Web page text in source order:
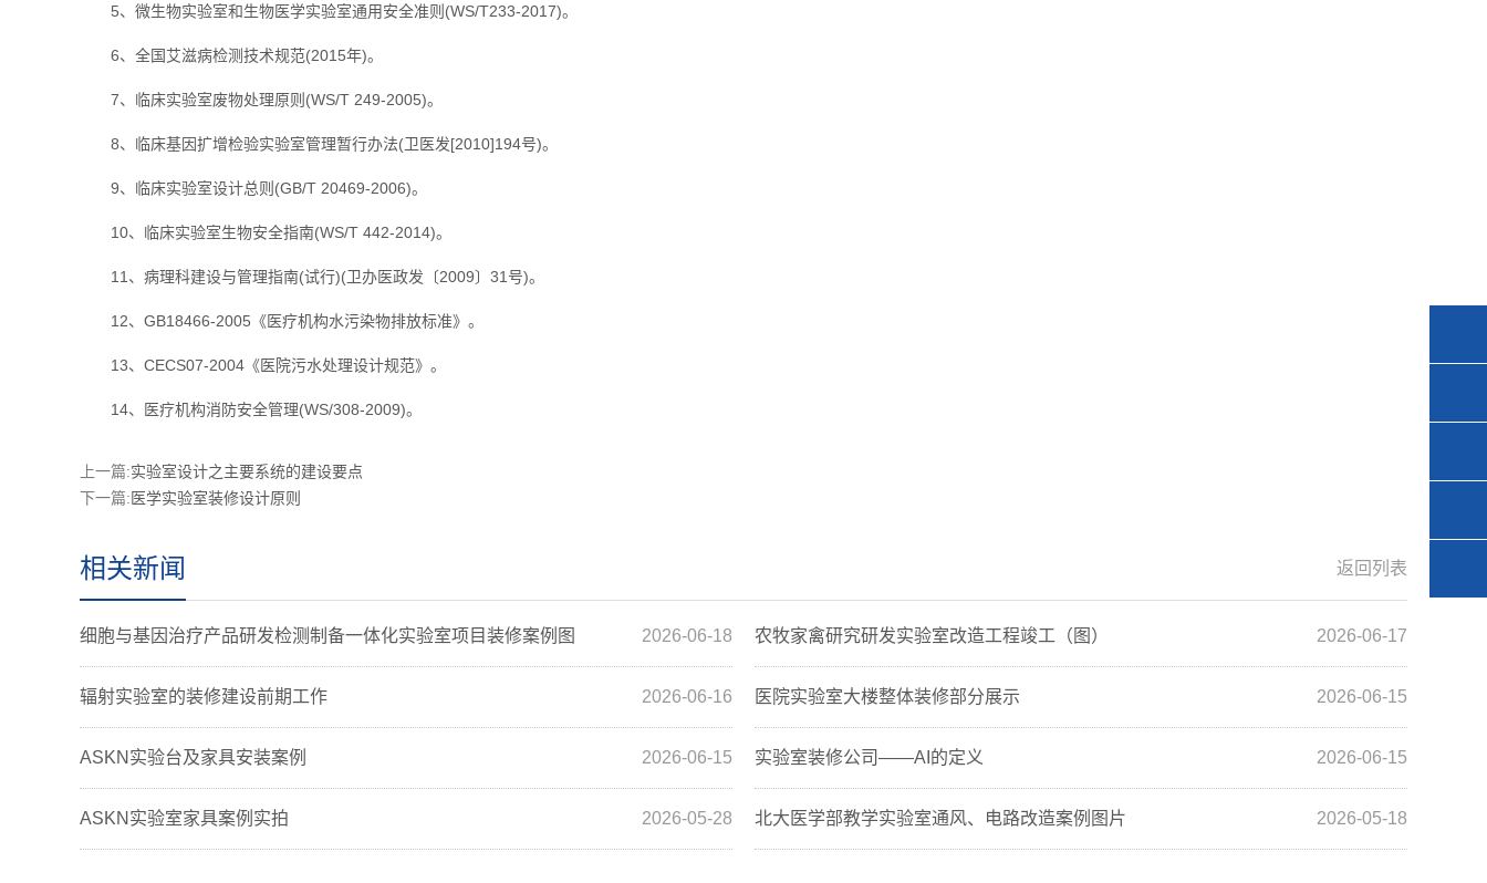
5、微生物实验室和生物医学实验室通用安全准则(WS/T233-2017)。
6、全国艾滋病检测技术规范(2015年)。
7、临床实验室废物处理原则(WS/T 249-2005)。
8、临床基因扩增检验实验室管理暂行办法(卫医发[2010]194号)。
9、 临床实验室设计总则(GB/T 20469-2006)。
10、临床实验室生物安全指南(WS/T 442-2014)。
11、病理科建设与管理指南(试行)(卫办医政发〔2009〕31号)。
12、GB18466-2005《医疗机构水污染物排放标准》。
13、CECS07-2004《医院污水处理设计规范》。
14、医疗机构消防安全管理(WS/308-2009)。
上一篇:实验室设计之主要系统的建设要点
下一篇:医学实验室装修设计原则
返回列表
相关新闻
2026-06-18
细胞与基因治疗产品研发检测制备一体化实验室项目装修案例图 2026-06-17
农牧家禽研究研发实验室改造工程竣工（图）
2026-06-16
辐射实验室的装修建设前期工作 2026-06-15
医院实验室大楼整体装修部分展示
2026-06-15
ASKN实验台及家具安装案例 2026-06-15
实验室装修公司——AI的定义
2026-05-28
ASKN实验室家具案例实拍 2026-05-18
北大医学部教学实验室通风、电路改造案例图片